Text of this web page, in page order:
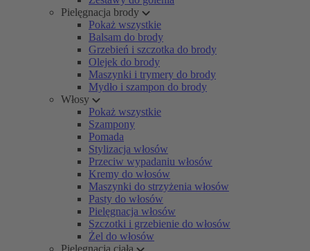
Pielęgnacja brody
Pokaż wszystkie
Balsam do brody
Grzebień i szczotka do brody
Olejek do brody
Maszynki i trymery do brody
Mydło i szampon do brody
Włosy
Pokaż wszystkie
Szampony
Pomada
Stylizacja włosów
Przeciw wypadaniu włosów
Kremy do włosów
Maszynki do strzyżenia włosów
Pasty do włosów
Pielęgnacja włosów
Szczotki i grzebienie do włosów
Żel do włosów
Pielęgnacja ciała